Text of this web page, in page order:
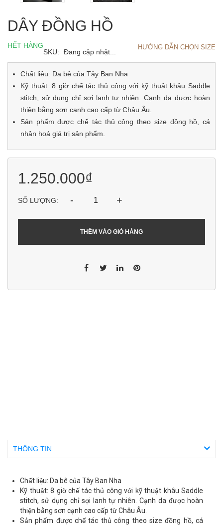
DÂY ĐỒNG HỒ
HẾT HÀNG HƯỚNG DẪN CHỌN SIZE
SKU: Đang cập nhật...
Chất liệu: Da bê của Tây Ban Nha
Kỹ thuật: 8 giờ chế tác thủ công với kỹ thuật khâu Saddle
stitch, sử dụng chỉ sợi lanh tự nhiên. Cạnh da được hoàn
thiện bằng sơn cạnh cao cấp từ Châu Âu.
Sản phẩm được chế tác thủ công theo size đồng hồ, cá
nhân hoá giá trị sản phẩm.
1.250.000₫
SỐ LƯỢNG: - +
THÊM VÀO GIỎ HÀNG
THÔNG TIN
Chất liệu: Da bê của Tây Ban Nha
Kỹ thuật: 8 giờ chế tác thủ công với kỹ thuật khâu Saddle
stitch, sử dụng chỉ sợi lanh tự nhiên. Cạnh da được hoàn
thiện bằng sơn cạnh cao cấp từ Châu Âu.
Sản phẩm được chế tác thủ công theo size đồng hồ, cá